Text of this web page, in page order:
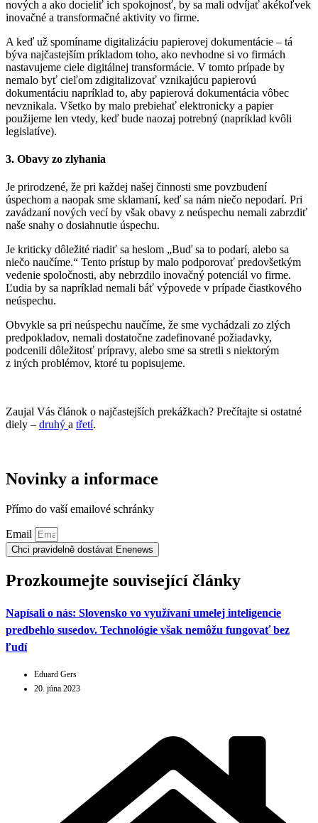
nových a ako docieliť ich spokojnosť, by sa mali odvíjať akékoľvek
inovačné a transformačné aktivity vo firme.
A keď už spomíname digitalizáciu papierovej dokumentácie – tá
býva najčastejším príkladom toho, ako nevhodne si vo firmách
nastavujeme ciele digitálnej transformácie. V tomto prípade by
nemalo byť cieľom zdigitalizovať vznikajúcu papierovú
dokumentáciu napríklad to, aby papierová dokumentácia vôbec
nevznikala. Všetko by malo prebiehať elektronicky a papier
použijeme len vtedy, keď bude naozaj potrebný (napríklad kvôli
legislatíve).
3. Obavy zo zlyhania
Je prirodzené, že pri každej našej činnosti sme povzbudení
úspechom a naopak sme sklamaní, keď sa nám niečo nepodarí. Pri
zavádzaní nových vecí by však obavy z neúspechu nemali zabrzdiť
naše snahy o dosiahnutie úspechu.
Je kriticky dôležité riadiť sa heslom „Buď sa to podarí, alebo sa
niečo naučíme.“ Tento prístup by malo podporovať predovšetkým
vedenie spoločnosti, aby nebrzdilo inovačný potenciál vo firme.
Ľudia by sa napríklad nemali báť výpovede v prípade čiastkového
neúspechu.
Obvykle sa pri neúspechu naučíme, že sme vychádzali zo zlých
predpokladov, nemali dostatočne zadefinované požiadavky,
podcenili dôležitosť prípravy, alebo sme sa stretli s niektorým
z iných problémov, ktoré tu popisujeme.
Zaujal Vás článok o najčastejších prekážkach? Prečítajte si ostatné
diely – druhý a třetí.
Novinky a informace
Přímo do vaší emailové schránky
Email
Chci pravidelně dostávat Enenews
Prozkoumejte související články
Napísali o nás: Slovensko vo využívaní umelej inteligencie
predbehlo susedov. Technológie však nemôžu fungovať bez
ľudí
Eduard Gers
20. júna 2023